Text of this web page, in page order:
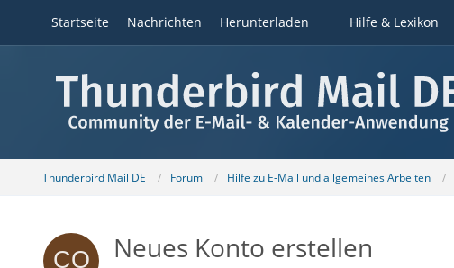
Startseite Nachrichten Herunterladen Hilfe & Lexikon
Thunderbird Mail DE Forum Hilfe zu E-Mail und allgemeines Arbeiten
Neues Konto erstellen